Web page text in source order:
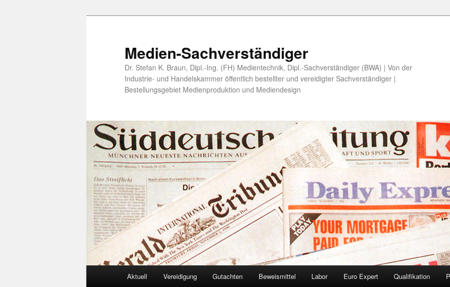
Medien-Sachverständiger
Dr. Stefan K. Braun, Dipl.-Ing. (FH) Medientechnik, Dipl.-Sachverständiger (BWA) | Von der
Industrie- und Handelskammer öffentlich bestellter und vereidigter Sachverständiger |
Bestellungsgebiet Medienproduktion und Mediendesign
Aktuell Vereidigung Gutachten Beweismittel Labor Euro Expert Qualifikation